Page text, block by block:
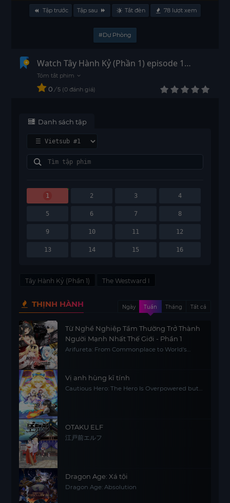
Tập trước Tập sau Tắt đèn 78lượt xem
#Dự Phòng
Watch Tây Hành Kỷ (Phần 1) episode 1
Vietsub - HD
0 / 5 0 đánh giá
Danh sách tập
1 2 3 4
5 6 7 8
9 10 11 12
13 14 15 16
Tây Hành Kỷ (Phần 1) The Westward I
THỊNH HÀNH Ngày Tuần Tháng Tất cả
Từ Nghề Nghiệp Tầm Thường Trở Thành
Người Mạnh Nhất Thế Giới - Phần 1
Arifureta: From Commonplace to World's
Vị anh hùng kĩ tính
Cautious Hero: The Hero Is Overpowered but
OTAKU ELF
江戸前エルフ
Dragon Age: Xá tội
Dragon Age: Absolution